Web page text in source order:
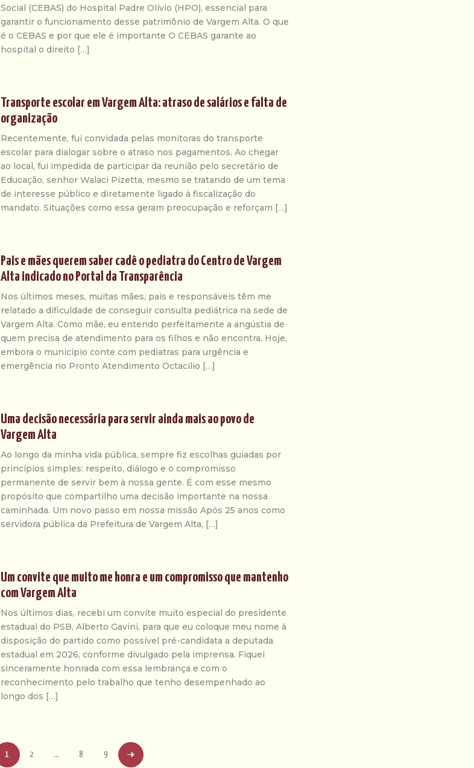
Social (CEBAS) do Hospital Padre Olívio (HPO), essencial para
garantir o funcionamento desse patrimônio de Vargem Alta. O que
é o CEBAS e por que ele é importante O CEBAS garante ao
hospital o direito […]
Transporte escolar em Vargem Alta: atraso de salários e falta de
organização
Recentemente, fui convidada pelas monitoras do transporte
escolar para dialogar sobre o atraso nos pagamentos. Ao chegar
ao local, fui impedida de participar da reunião pelo secretário de
Educação, senhor Walaci Pizetta, mesmo se tratando de um tema
de interesse público e diretamente ligado à fiscalização do
mandato. Situações como essa geram preocupação e reforçam […]
Pais e mães querem saber cadê o pediatra do Centro de Vargem
Alta indicado no Portal da Transparência
Nos últimos meses, muitas mães, pais e responsáveis têm me
relatado a dificuldade de conseguir consulta pediátrica na sede de
Vargem Alta. Como mãe, eu entendo perfeitamente a angústia de
quem precisa de atendimento para os filhos e não encontra. Hoje,
embora o município conte com pediatras para urgência e
emergência no Pronto Atendimento Octacílio […]
Uma decisão necessária para servir ainda mais ao povo de
Vargem Alta
Ao longo da minha vida pública, sempre fiz escolhas guiadas por
princípios simples: respeito, diálogo e o compromisso
permanente de servir bem à nossa gente. É com esse mesmo
propósito que compartilho uma decisão importante na nossa
caminhada. Um novo passo em nossa missão Após 25 anos como
servidora pública da Prefeitura de Vargem Alta, […]
Um convite que muito me honra e um compromisso que mantenho
com Vargem Alta
Nos últimos dias, recebi um convite muito especial do presidente
estadual do PSB, Alberto Gavini, para que eu coloque meu nome à
disposição do partido como possível pré-candidata a deputada
estadual em 2026, conforme divulgado pela imprensa. Fiquei
sinceramente honrada com essa lembrança e com o
reconhecimento pelo trabalho que tenho desempenhado ao
longo dos […]
1 2 … 8 9